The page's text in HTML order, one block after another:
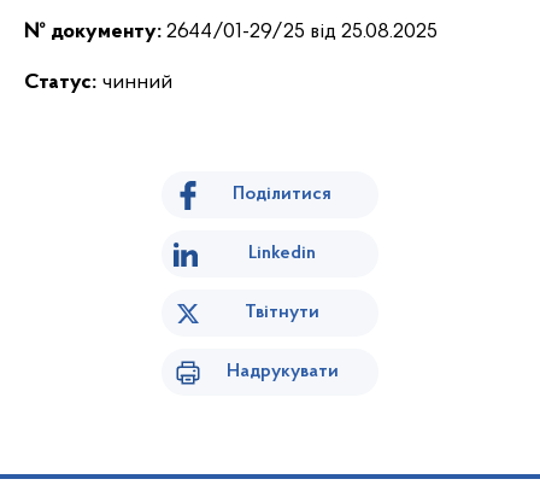
№ документу: 2644/01-29/25 від 25.08.2025
Статус: чинний
Поділитися
Linkedin
Твітнути
Надрукувати